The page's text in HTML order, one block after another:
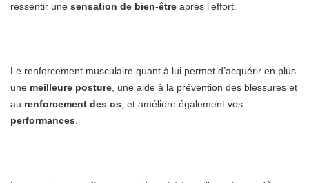
ressentir une sensation de bien-être après l’effort.
Le renforcement musculaire quant à lui permet d’acquérir en plus
une meilleure posture , une aide à la prévention des blessures et
au renforcement des os , et améliore également vos
performances